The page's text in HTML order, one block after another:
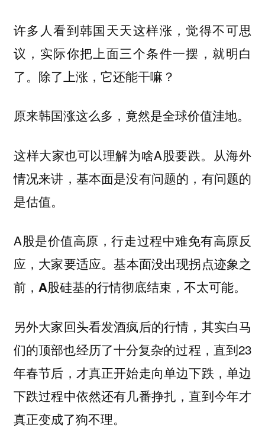
许多人看到韩国天天这样涨，觉得不可思
议，实际你把上面三个条件一摆，就明白
了。除了上涨，它还能干嘛？
原来韩国涨这么多，竟然是全球价值洼地。
这样大家也可以理解为啥A股要跌。从海外
情况来讲，基本面是没有问题的，有问题的
是估值。
A股是价值高原，行走过程中难免有高原反
应，大家要适应。基本面没出现拐点迹象之
前，A股硅基的行情彻底结束，不太可能。
另外大家回头看发酒疯后的行情，其实白马
们的顶部也经历了十分复杂的过程，直到23
年春节后，才真正开始走向单边下跌，单边
下跌过程中依然还有几番挣扎，直到今年才
真正变成了狗不理。